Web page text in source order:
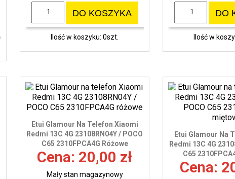
DO KOSZYKA
Ilość w koszyku: 0szt.
DO
Ilość w
Etui Glamour Na Telefon Xiaomi
Redmi 13C 4G 23108RN04Y / POCO
C65 2310FPCA4G Różowe
Cena: 20,00 zł
Mały stan magazynowy
Etui Glamour Na
Redmi 13C 4G
C65
Cena: